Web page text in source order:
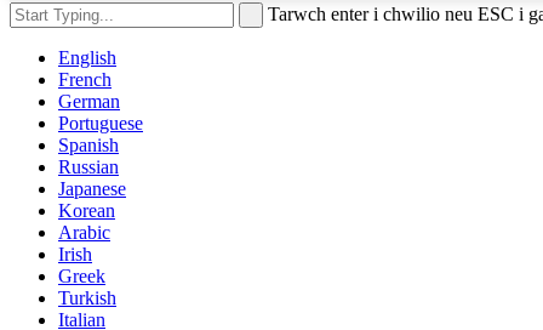
Tarwch enter i chwilio neu ESC i
English
French
German
Portuguese
Spanish
Russian
Japanese
Korean
Arabic
Irish
Greek
Turkish
Italian